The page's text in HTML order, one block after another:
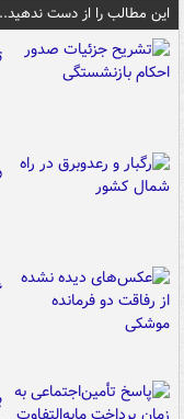
این مطالب را از دست